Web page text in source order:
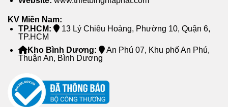
KV Miền Nam:
TP.HCM:
13 Lý Chiêu Hoàng, Phường 10, Quận 6,
TP.HCM
Kho Bình Dương:
An Phú 07, Khu phố An Phú,
Thuận An, Bình Dương